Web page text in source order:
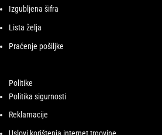
Izgubljena šifra
Lista želja
Praćenje pošiljke
Politike
Politika sigurnosti
Reklamacije